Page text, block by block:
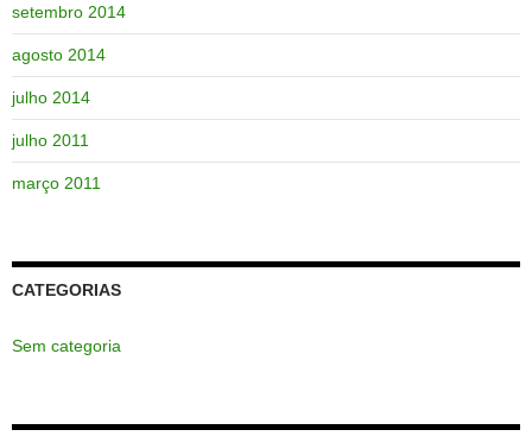
setembro 2014
agosto 2014
julho 2014
julho 2011
março 2011
CATEGORIAS
Sem categoria